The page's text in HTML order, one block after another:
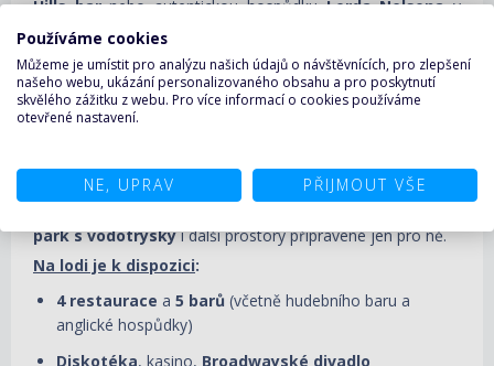
Hills barnebo autentickou hospůdkuLorda Nelsonav
anglickém stylu.
Na palubě se nachází i unikátní Broadwayské divadlo.
Snadno si zde zarezervujete představení přes internet nebo
osobně na recepci.
lodi tak přibyly prostorné kajuty s balkony, které nabízejí
park s vodotryskyi další prostory připravené jen pro ně.
Na lodi je k dispozici:
4 restaurace a 5 barů (včetně hudebního baru a
anglické hospůdky)
Diskotéka, kasino, Broadwayské divadlo
Používáme cookies
Můžeme je umístit pro analýzu našich údajů o návštěvnících, pro zlepšení
našeho webu, ukázání personalizovaného obsahu a pro poskytnutí
skvělého zážitku z webu. Pro více informací o cookies používáme
otevřené nastavení.
NE, UPRAV PŘIJMOUT VŠE